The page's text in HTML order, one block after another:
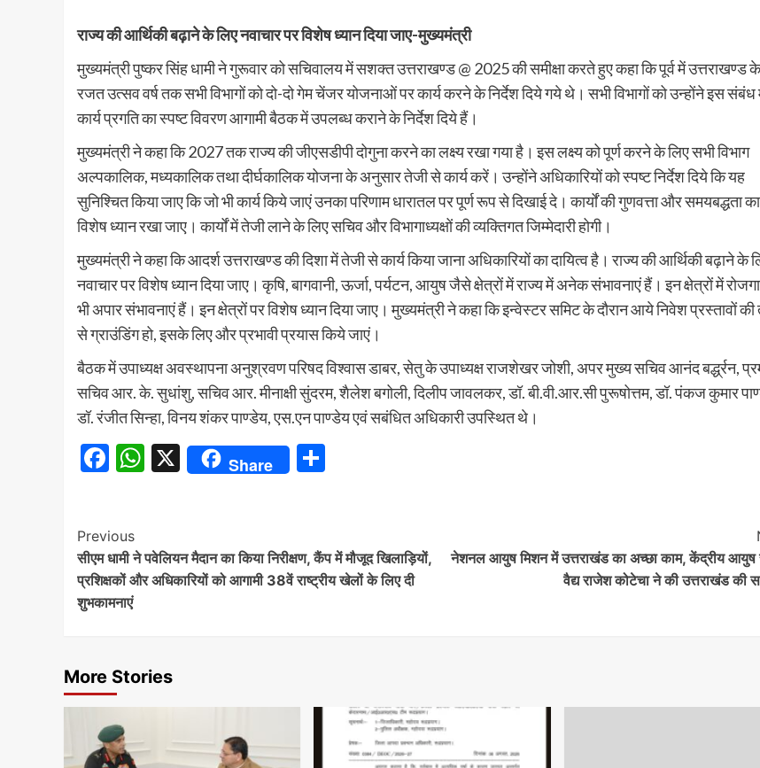
राज्य की आर्थिकी बढ़ाने के लिए नवाचार पर विशेष ध्यान दिया जाए-मुख्यमंत्री
मुख्यमंत्री पुष्कर सिंह धामी ने गुरूवार को सचिवालय में सशक्त उत्तराखण्ड @ 2025 की समीक्षा करते हुए कहा कि पूर्व में उत्तराखण्ड के
रजत उत्सव वर्ष तक सभी विभागों को दो-दो गेम चेंजर योजनाओं पर कार्य करने के निर्देश दिये गये थे। सभी विभागों को उन्होंने इस संबंध
कार्य प्रगति का स्पष्ट विवरण आगामी बैठक में उपलब्ध कराने के निर्देश दिये हैं।
मुख्यमंत्री ने कहा कि 2027 तक राज्य की जीएसडीपी दोगुना करने का लक्ष्य रखा गया है। इस लक्ष्य को पूर्ण करने के लिए सभी विभाग
अल्पकालिक, मध्यकालिक तथा दीर्घकालिक योजना के अनुसार तेजी से कार्य करें। उन्होंने अधिकारियों को स्पष्ट निर्देश दिये कि यह
सुनिश्चित किया जाए कि जो भी कार्य किये जाएं उनका परिणाम धारातल पर पूर्ण रूप से दिखाई दे। कार्यों की गुणवत्ता और समयबद्धता का
विशेष ध्यान रखा जाए। कार्यों में तेजी लाने के लिए सचिव और विभागाध्यक्षों की व्यक्तिगत जिम्मेदारी होगी।
मुख्यमंत्री ने कहा कि आदर्श उत्तराखण्ड की दिशा में तेजी से कार्य किया जाना अधिकारियों का दायित्व है। राज्य की आर्थिकी बढ़ाने के
नवाचार पर विशेष ध्यान दिया जाए। कृषि, बागवानी, ऊर्जा, पर्यटन, आयुष जैसे क्षेत्रों में राज्य में अनेक संभावनाएं हैं। इन क्षेत्रों में
भी अपार संभावनाएं हैं। इन क्षेत्रों पर विशेष ध्यान दिया जाए। मुख्यमंत्री ने कहा कि इन्वेस्टर समिट के दौरान आये निवेश प्रस्तावों की
से ग्राउंडिंग हो, इसके लिए और प्रभावी प्रयास किये जाएं।
बैठक में उपाध्यक्ष अवस्थापना अनुश्रवण परिषद विश्वास डाबर, सेतु के उपाध्यक्ष राजशेखर जोशी, अपर मुख्य सचिव आनंद बर्द्ध्रन,
सचिव आर. के. सुधांशु, सचिव आर. मीनाक्षी सुंदरम, शैलेश बगोली, दिलीप जावलकर, डॉ. बी.वी.आर.सी पुरूषोत्तम, डॉ. पंकज कुमार
डॉ. रंजीत सिन्हा, विनय शंकर पाण्डेय, एस.एन पाण्डेय एवं सबंधित अधिकारी उपस्थित थे।
Facebook
WhatsApp
X Share
Continue
Reading
Previous
सीएम धामी ने पवेलियन मैदान का किया निरीक्षण, कैंप में मौजूद खिलाड़ियों,
प्रशिक्षकों और अधिकारियों को आगामी 38वें राष्ट्रीय खेलों के लिए दी
शुभकामनाएं
नेशनल आयुष मिशन में उत्तराखंड का अच्छा काम, केंद्रीय आयुष
वैद्य राजेश कोटेचा ने की उत्तराखंड की
More Stories